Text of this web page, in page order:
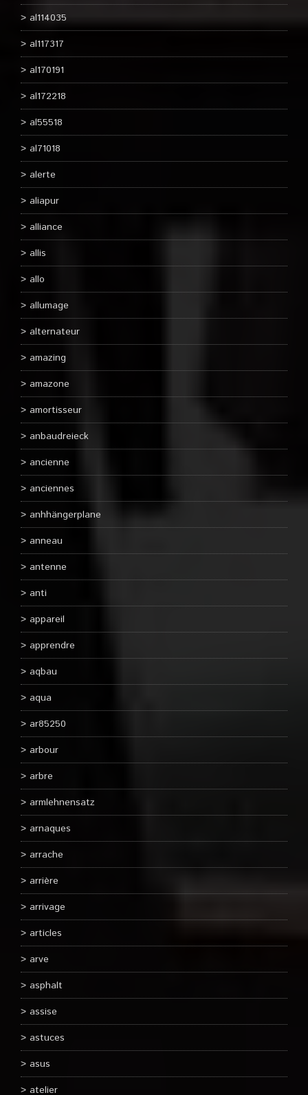
al114035
al117317
al170191
al172218
al55518
al71018
alerte
aliapur
alliance
allis
allo
allumage
alternateur
amazing
amazone
amortisseur
anbaudreieck
ancienne
anciennes
anhhängerplane
anneau
antenne
anti
appareil
apprendre
aqbau
aqua
ar85250
arbour
arbre
armlehnensatz
arnaques
arrache
arrière
arrivage
articles
arve
asphalt
assise
astuces
asus
atelier